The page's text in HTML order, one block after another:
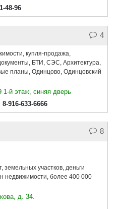
48-96
4
купля-продажа,
БТИ, СЭС, Архитектура,
планы, Одинцово, Одинцовский
й этаж, синяя дверь
8-916-633-6666
8
земельных участков, деньги
недвижимости, более 400 000
д. 34.